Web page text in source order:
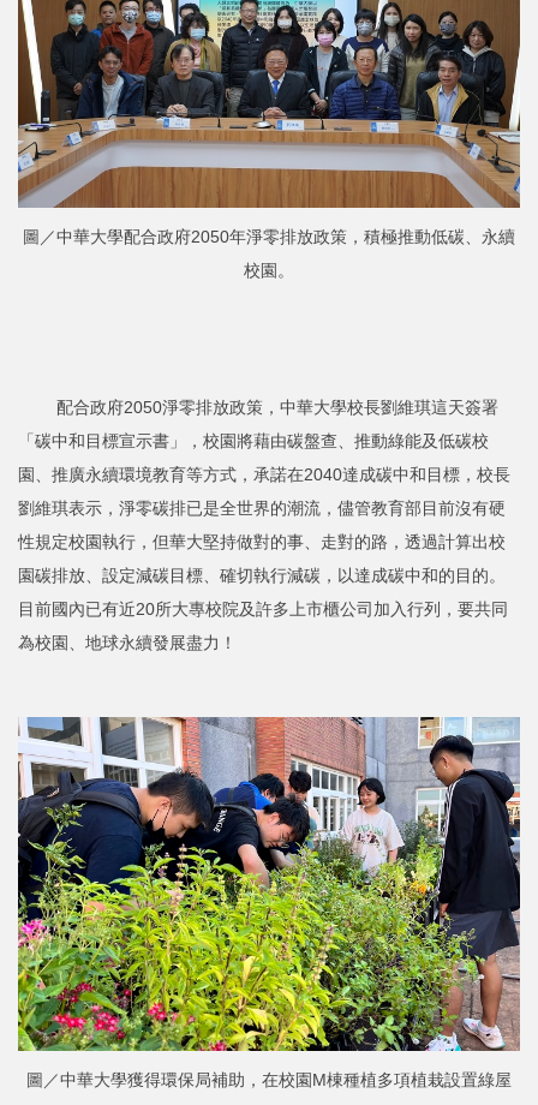
圖／中華大學配合政府2050年淨零排放政策，積極推動低碳、永續
校園。
配合政府2050淨零排放政策，中華大學校長劉維琪這天簽署
「碳中和目標宣示書」，校園將藉由碳盤查、推動綠能及低碳校
園、推廣永續環境教育等方式，承諾在2040達成碳中和目標，校長
劉維琪表示，淨零碳排已是全世界的潮流，儘管教育部目前沒有硬
性規定校園執行，但華大堅持做對的事、走對的路，透過計算出校
園碳排放、設定減碳目標、確切執行減碳，以達成碳中和的目的。
目前國內已有近20所大專校院及許多上市櫃公司加入行列，要共同
為校園、地球永續發展盡力！
圖／中華大學獲得環保局補助，在校園M棟種植多項植栽設置綠屋